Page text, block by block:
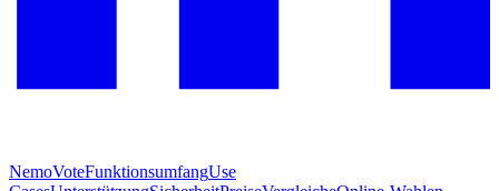
NemoVoteFunktionsumfangUse